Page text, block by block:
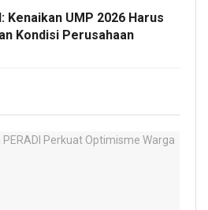
Kenaikan UMP 2026 Harus
Kondisi Perusahaan